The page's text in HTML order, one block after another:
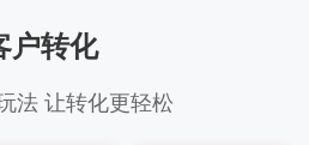
户转化
法 让转化更轻松